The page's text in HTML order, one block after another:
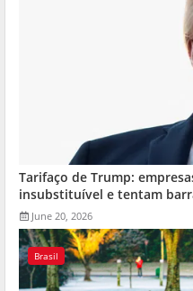
Tarifaço de Trump:
insubstituível e tentam
June 20, 2026
Brasil